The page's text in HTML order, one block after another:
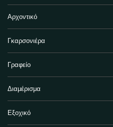
Αρχοντικό
Γκαρσονιέρα
Γραφείο
Διαμέρισμα
Εξοχικό